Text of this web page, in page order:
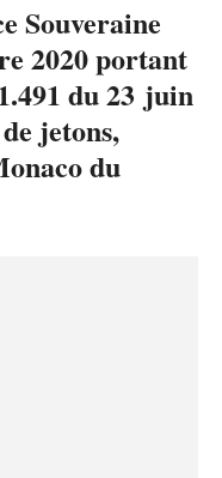
Souveraine
2020 portant
du 23 juin
jetons,
du